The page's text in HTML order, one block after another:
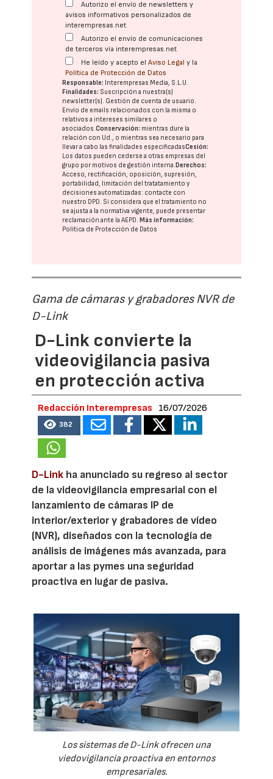
Autorizo el envío de newsletters y
avisos informativos personalizados de
interempresas.net
Autorizo el envío de comunicaciones
de terceros vía interempresas.net
He leído y acepto elAviso Legal y la
Política de Protección de Datos
Responsable: Interempresas Media, S.L.U.
Finalidades: Suscripción a nuestra(s)
newsletter(s). Gestión de cuenta de usuario.
Envío de emails relacionados con la misma o
relativos a intereses similares o
asociados.Conservación: mientras dure la
relación con Ud., o mientras sea necesario para
llevar a cabo las finalidades especificadasCesión:
Los datos pueden cederse a otras empresas del
grupo por motivos de gestión interna.Derechos:
Acceso, rectificación, oposición, supresión,
portabilidad, limitación del tratatamiento y
decisiones automatizadas: contacte con
nuestro DPD. Si considera que el tratamiento no
se ajusta a la normativa vigente, puede presentar
reclamación ante laAEPD.Más información:
Política de Protección de Datos
Gama de cámaras y grabadores NVR de
D-Link
D-Link convierte la
videovigilancia pasiva
en protección activa
Redacción Interempresas 16/07/2026
382
D-Link ha anunciado su regreso al sector
de la videovigilancia empresarial con el
lanzamiento de cámaras IP de
interior/exterior y grabadores de vídeo
(NVR), diseñados con la tecnología de
análisis de imágenes más avanzada, para
aportar a las pymes una seguridad
proactiva en lugar de pasiva.
Los sistemas de D-Link ofrecen una
viedovigilancia proactiva en entornos
empresariales.